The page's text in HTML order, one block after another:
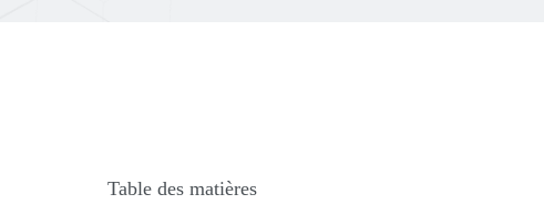
Table des matières